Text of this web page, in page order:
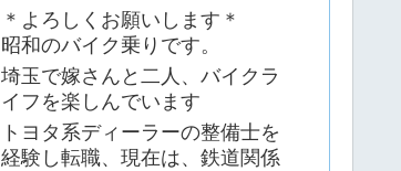
＊よろしくお願いします＊
昭和のバイク乗りです。
埼玉で嫁さんと二人、バイクラ
イフを楽しんでいます
トヨタ系ディーラーの整備士を
経験し転職、現在は、鉄道関係